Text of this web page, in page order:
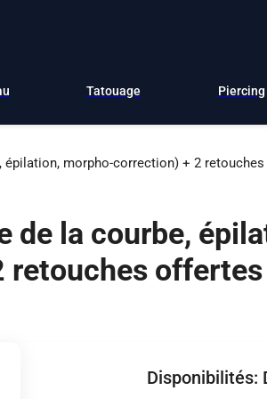
Tatouage Piercing
morpho-correction) + 2
de la courbe,
retouches offertes
Disponibilités: